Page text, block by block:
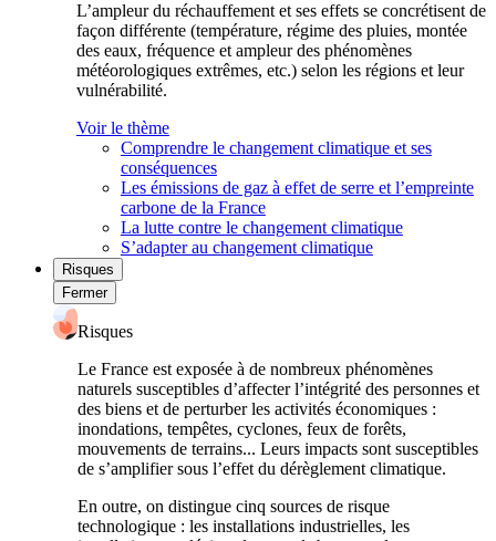
L’ampleur du réchauffement et ses effets se concrétisent de
façon différente (température, régime des pluies, montée
des eaux, fréquence et ampleur des phénomènes
météorologiques extrêmes, etc.) selon les régions et leur
vulnérabilité.
Voir le thème
Comprendre le changement climatique et ses
conséquences
Les émissions de gaz à effet de serre et l’empreinte
carbone de la France
La lutte contre le changement climatique
S’adapter au changement climatique
Risques
Fermer
Risques
Le France est exposée à de nombreux phénomènes
naturels susceptibles d’affecter l’intégrité des personnes et
des biens et de perturber les activités économiques :
inondations, tempêtes, cyclones, feux de forêts,
mouvements de terrains... Leurs impacts sont susceptibles
de s’amplifier sous l’effet du dérèglement climatique.
En outre, on distingue cinq sources de risque
technologique : les installations industrielles, les